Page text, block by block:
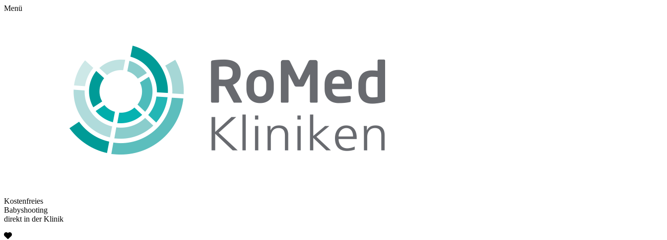
Menü
Kostenfreies
Babyshooting
direkt in der Klinik